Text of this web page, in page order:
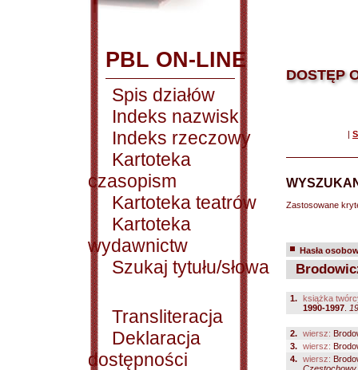
PBL ON-LINE
Spis działów
Indeks nazwisk
Indeks rzeczowy
Kartoteka
czasopism
Kartoteka teatrów
Kartoteka
wydawnictw
Szukaj tytułu/słowa
Transliteracja
Deklaracja
dostępności
DOSTĘP
|
Zastosowane
Hasła
1. książka
1990-1997
2. wiersz:
3. wiersz:
4. wiersz: